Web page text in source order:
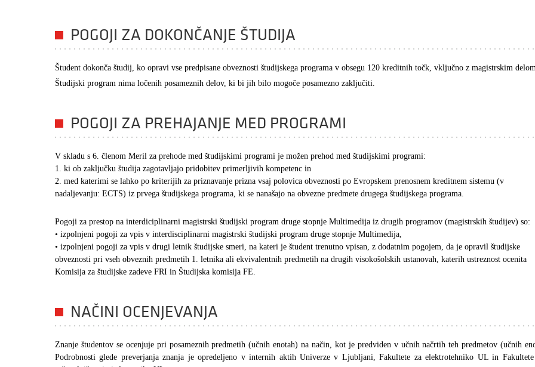
POGOJI ZA DOKONČANJE ŠTUDIJA
Študent dokonča študij, ko opravi vse predpisane obveznosti študijskega programa v obsegu 120 kreditnih točk, vključno z magistrskim
Študijski program nima ločenih posameznih delov, ki bi jih bilo mogoče posamezno zaključiti.
POGOJI ZA PREHAJANJE MED PROGRAMI
V skladu s 6. členom Meril za prehode med študijskimi programi je možen prehod med študijskimi programi:
1. ki ob zaključku študija zagotavljajo pridobitev primerljivih kompetenc in
2. med katerimi se lahko po kriterijih za priznavanje prizna vsaj polovica obveznosti po Evropskem prenosnem kreditnem sistemu (v
nadaljevanju: ECTS) iz prvega študijskega programa, ki se nanašajo na obvezne predmete drugega študijskega programa.
Pogoji za prestop na interdiciplinarni magistrski študijski program druge stopnje Multimedija iz drugih programov (magistrskih študijev) so:
• izpolnjeni pogoji za vpis v interdisciplinarni magistrski študijski program druge stopnje Multimedija,
• izpolnjeni pogoji za vpis v drugi letnik študijske smeri, na kateri je študent trenutno vpisan, z dodatnim pogojem, da je opravil študijske
obveznosti pri vseh obveznih predmetih 1. letnika ali ekvivalentnih predmetih na drugih visokošolskih ustanovah, katerih ustreznost ocenita
Komisija za študijske zadeve FRI in Študijska komisija FE.
NAČINI OCENJEVANJA
Znanje študentov se ocenjuje pri posameznih predmetih (učnih enotah) na način, kot je predviden v učnih načrtih teh predmetov (učnih
Podrobnosti glede preverjanja znanja je opredeljeno v internih aktih Univerze v Ljubljani, Fakultete za elektrotehniko UL in